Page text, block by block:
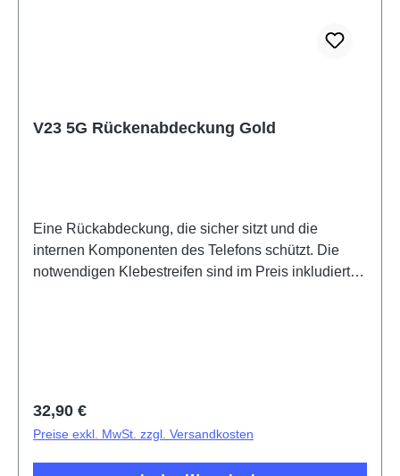
V23 5G Rückenabdeckung Gold
Eine Rückabdeckung, die sicher sitzt und die
internen Komponenten des Telefons schützt. Die
notwendigen Klebestreifen sind im Preis inkludiert
Regulärer Preis:
32,90 €
Preise exkl. MwSt. zzgl. Versandkosten